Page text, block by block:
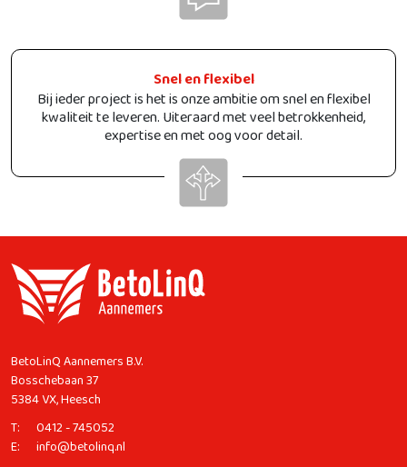
Snel en flexibel
Bij ieder project is het is onze ambitie om snel en flexibel
kwaliteit te leveren. Uiteraard met veel betrokkenheid,
expertise en met oog voor detail.
BetoLinQ Aannemers B.V.
Bosschebaan 37
5384 VX, Heesch
T: 0412 - 745052
E: info@betolinq.nl